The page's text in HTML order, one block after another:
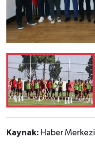
Kaynak: Haber Merkezi